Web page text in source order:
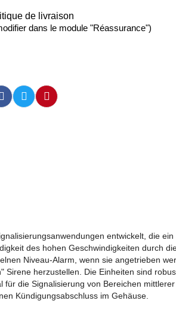
de livraison
dans le module "Réassurance")
entwickelt, die ein
des hohen Geschwindigkeiten durch
Niveau-Alarm, wenn sie angetrieben
herzustellen. Die Einheiten sind
die Signalisierung von Bereichen
Kündigungsabschluss im Gehäuse.